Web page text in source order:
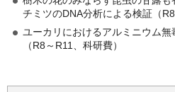
チミツのDNA分析による検証（R8
ユーカリにおけるアルミニウム
（R8～R11、科研費）